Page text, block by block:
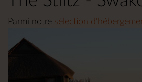
Parmi notre sélection